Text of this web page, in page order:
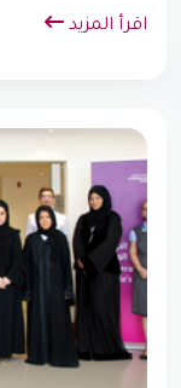
اقرأ المزيد